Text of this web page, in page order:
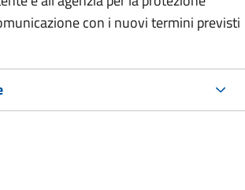
con i nuovi termini previsti